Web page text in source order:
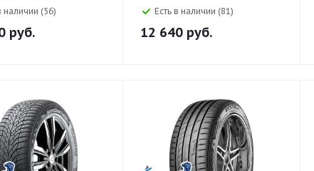
наличии (56)
руб.
Есть в наличии (81)
12 640 руб.